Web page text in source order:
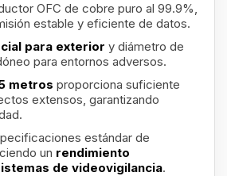
OFC de cobre puro al 99.9%,
estable y eficiente de datos.
para exterior y diámetro de
para entornos adversos.
metros proporciona suficiente
extensos, garantizando
estándar de
un rendimiento
de videovigilancia.